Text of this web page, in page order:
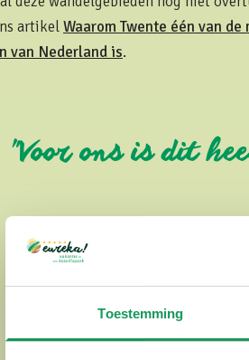
Toestemming
artikelWaarom Twente één van de
van Nederland is.
"Voor ons is dit